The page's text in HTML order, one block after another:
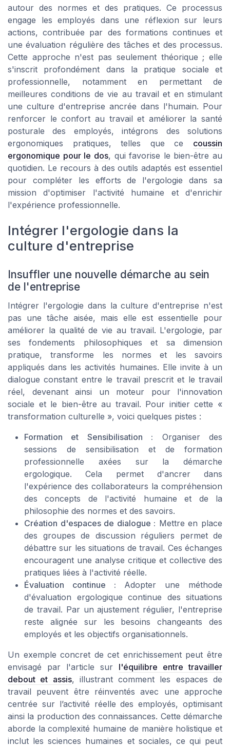
autour des normes et des pratiques. Ce processus
engage les employés dans une réflexion sur leurs
actions, contribuée par des formations continues et
une évaluation régulière des tâches et des processus.
Cette approche n'est pas seulement théorique ; elle
s'inscrit profondément dans la pratique sociale et
professionnelle, notamment en permettant de
meilleures conditions de vie au travail et en stimulant
une culture d'entreprise ancrée dans l'humain. Pour
renforcer le confort au travail et améliorer la santé
posturale des employés, intégrons des solutions
ergonomiques pratiques, telles que ce coussin
ergonomique pour le dos, qui favorise le bien-être au
quotidien. Le recours à des outils adaptés est essentiel
pour compléter les efforts de l'ergologie dans sa
mission d'optimiser l'activité humaine et d'enrichir
l'expérience professionnelle.
Intégrer l'ergologie dans la
culture d'entreprise
Insuffler une nouvelle démarche au sein
de l'entreprise
Intégrer l'ergologie dans la culture d'entreprise n'est
pas une tâche aisée, mais elle est essentielle pour
améliorer la qualité de vie au travail. L'ergologie, par
ses fondements philosophiques et sa dimension
pratique, transforme les normes et les savoirs
appliqués dans les activités humaines. Elle invite à un
dialogue constant entre le travail prescrit et le travail
réel, devenant ainsi un moteur pour l'innovation
sociale et le bien-être au travail. Pour initier cette «
transformation culturelle », voici quelques pistes :
Formation et Sensibilisation : Organiser des
sessions de sensibilisation et de formation
professionnelle axées sur la démarche
ergologique. Cela permet d'ancrer dans
l'expérience des collaborateurs la compréhension
des concepts de l'activité humaine et de la
philosophie des normes et des savoirs.
Création d'espaces de dialogue : Mettre en place
des groupes de discussion réguliers permet de
débattre sur les situations de travail. Ces échanges
encouragent une analyse critique et collective des
pratiques liées à l'activité réelle.
Évaluation continue : Adopter une méthode
d'évaluation ergologique continue des situations
de travail. Par un ajustement régulier, l'entreprise
reste alignée sur les besoins changeants des
employés et les objectifs organisationnels.
Un exemple concret de cet enrichissement peut être
envisagé par l'article sur l'équilibre entre travailler
debout et assis, illustrant comment les espaces de
travail peuvent être réinventés avec une approche
centrée sur l’activité réelle des employés, optimisant
ainsi la production des connaissances. Cette démarche
aborde la complexité humaine de manière holistique et
inclut les sciences humaines et sociales, ce qui peut